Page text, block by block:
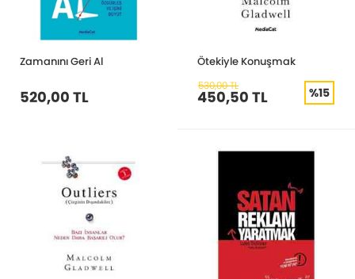
Zamanını Geri Al
520,00 TL
Ötekiyle Konuşmak
530,00 TL
450,50 TL %15